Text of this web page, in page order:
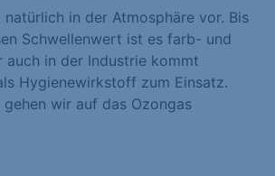
in der Atmosphäre vor. Bis
Schwellenwert ist es farb- und
auch in der Industrie kommt
Hygienewirkstoff zum Einsatz.
wir auf das Ozongas